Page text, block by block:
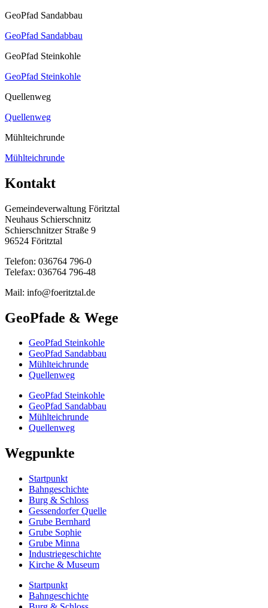
GeoPfad Sandabbau
GeoPfad Sandabbau
GeoPfad Steinkohle
GeoPfad Steinkohle
Quellenweg
Quellenweg
Mühlteichrunde
Mühlteichrunde
Kontakt
Gemeindeverwaltung Föritztal
Neuhaus Schierschnitz
Schierschnitzer Straße 9
96524 Föritztal
Telefon: 036764 796-0
Telefax: 036764 796-48
Mail: info@foeritztal.de
GeoPfade & Wege
GeoPfad Steinkohle
GeoPfad Sandabbau
Mühlteichrunde
Quellenweg
GeoPfad Steinkohle
GeoPfad Sandabbau
Mühlteichrunde
Quellenweg
Wegpunkte
Startpunkt
Bahngeschichte
Burg & Schloss
Gessendorfer Quelle
Grube Bernhard
Grube Sophie
Grube Minna
Industriegeschichte
Kirche & Museum
Startpunkt
Bahngeschichte